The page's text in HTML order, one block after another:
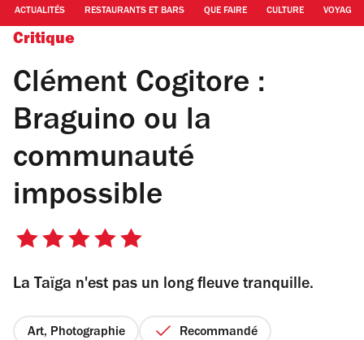
ACTUALITÉS RESTAURANTS ET BARS QUE FAIRE CULTURE VOYAGE
Critique
Clément Cogitore :
Braguino ou la
communauté
impossible
5
5
La Taïga n'est pas un long fleuve tranquille.
Art, Photographie Recommandé